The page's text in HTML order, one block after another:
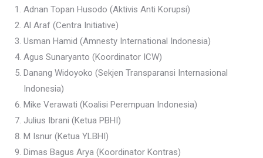
Adnan Topan Husodo (Aktivis Anti Korupsi)
⁠Al Araf (Centra Initiative)
⁠Usman Hamid (Amnesty International Indonesia)
⁠Agus Sunaryanto (Koordinator ICW)
⁠Danang Widoyoko (Sekjen Transparansi Internasional
Indonesia)
⁠Mike Verawati (Koalisi Perempuan Indonesia)
Julius Ibrani (Ketua PBHI)
⁠M Isnur (Ketua YLBHI)
⁠Dimas Bagus Arya (Koordinator Kontras)